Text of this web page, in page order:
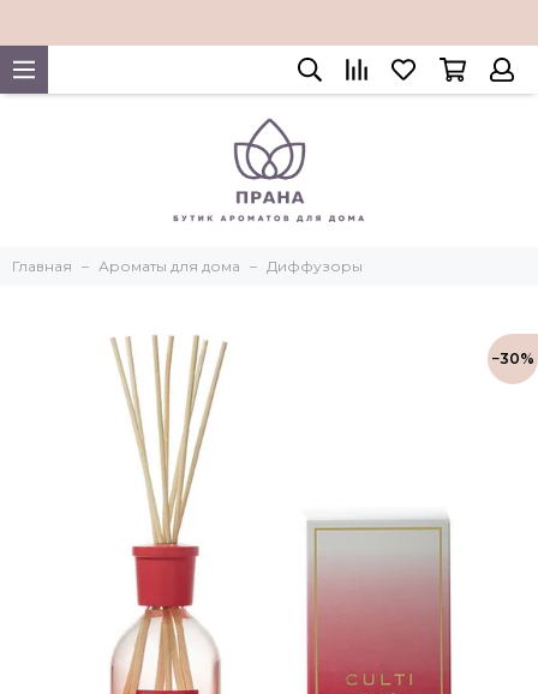
Главная Ароматы для дома Диффузоры
−30%